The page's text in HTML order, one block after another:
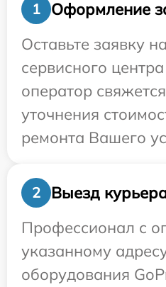
1
Оформление
Оставьте заявку
сервисного
оператор
уточнения
ремонта Вашего
2
Выезд
Профессионал с
указанному
оборудования